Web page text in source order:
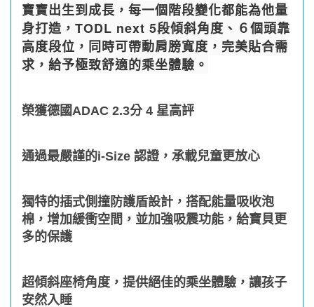
寶寶出生到成長，每一個階段變化都能為他量
身打造，TODL next 5段傾斜角度、６個頭靠
高度段位，同時可帶動肩膀寬度，完美貼合需
求，給予極致舒適的乘坐體驗。
榮獲德國ADAC 2.3分 4 星高評
通過最嚴謹的i-Size 認證，承載兒童更放心
獨特的插式側撞防護盾設計，搭配能量吸收泡
棉，增加緩衝空間，並加強吸震功能，給寶貝更
多的保護
超傾斜座椅角度，提供絕佳的乘坐體驗，讓孩子
安然入睡